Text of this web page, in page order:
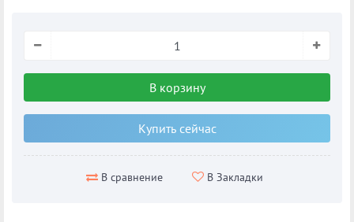
В корзину
Купить сейчас
В сравнение В Закладки